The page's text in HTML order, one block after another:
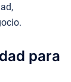
para